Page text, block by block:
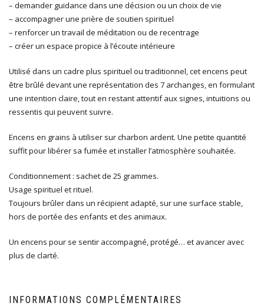
– demander guidance dans une décision ou un choix de vie
– accompagner une prière de soutien spirituel
– renforcer un travail de méditation ou de recentrage
– créer un espace propice à l’écoute intérieure
Utilisé dans un cadre plus spirituel ou traditionnel, cet encens peut
être brûlé devant une représentation des 7 archanges, en formulant
une intention claire, tout en restant attentif aux signes, intuitions ou
ressentis qui peuvent suivre.
Encens en grains à utiliser sur charbon ardent. Une petite quantité
suffit pour libérer sa fumée et installer l’atmosphère souhaitée.
Conditionnement : sachet de 25 grammes.
Usage spirituel et rituel.
Toujours brûler dans un récipient adapté, sur une surface stable,
hors de portée des enfants et des animaux.
Un encens pour se sentir accompagné, protégé… et avancer avec
plus de clarté.
INFORMATIONS COMPLÉMENTAIRES